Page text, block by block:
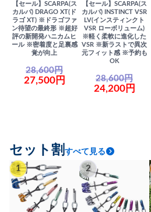
【セール】SCARPA(ス
カルパ) DRAGO XT(ド
ラゴ XT) ※ドラゴファ
ン待望の最終形 ※超好
評の新開発ハニカムヒ
ール ※密着度と足裏感
覚が向上
28,600円
27,500円
【セール】SCARPA(ス
カルパ) INSTINCT VSR
LV(インスティンクト
VSR ローボリューム)
※軽く柔軟に進化した
VSR ※新ラストで異次
元フィット感 ※予約も
OK
28,600円
24,200円
セット割 すべて見る
1 2